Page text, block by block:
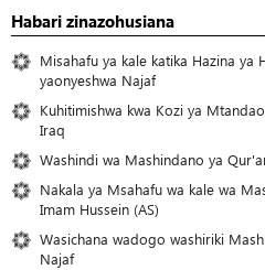
Habari zinazohusiana
Misahafu ya kale katika Hazina ya
yaonyeshwa Najaf
Kuhitimishwa kwa Kozi ya
Iraq
Washindi wa Mashindano ya
Nakala ya Msahafu wa kale wa
Imam Hussein (AS)
Wasichana wadogo washiriki
Najaf